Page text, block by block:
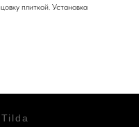
плиткой. Установка
Tilda